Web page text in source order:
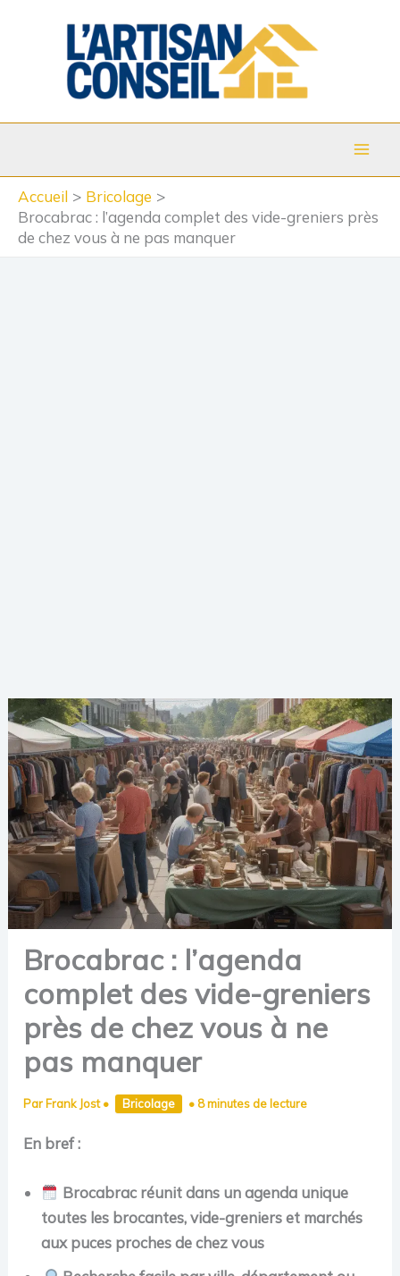
Accueil
Bricolage
Brocabrac : l’agenda complet des vide-greniers près
de chez vous à ne pas manquer
Brocabrac : l’agenda
complet des vide-greniers
près de chez vous à ne
pas manquer
Par Frank Jost• Bricolage • 8 minutes de lecture
En bref :
Brocabrac réunit dans un agenda unique
toutes les brocantes, vide-greniers et marchés
aux puces proches de chez vous